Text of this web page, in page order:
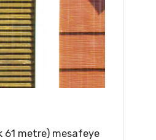
61 metre) mesafeye